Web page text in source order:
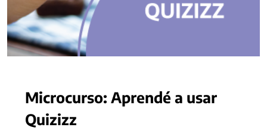
Microcurso: Aprendé a usar
Quizizz